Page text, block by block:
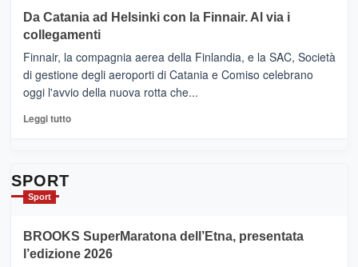
tappe
dell’enoturismo
RANDAZZO
–
Ci
siamo
quasi….
pronti
per
Da Catania ad Helsinki con la Finnair. Al via i
collegamenti
Finnair, la compagnia aerea della Finlandia, e la SAC, Società
di gestione degli aeroporti di Catania e Comiso celebrano
oggi l'avvio della nuova rotta che...
Leggi tuttoLeggi
con
la
SPORT
Sport
BROOKS SuperMaratona dell’Etna, presentata
l’edizione 2026